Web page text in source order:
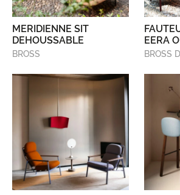
MERIDIENNE SIT
DEHOUSSABLE
BROSS
EERA
BROSS